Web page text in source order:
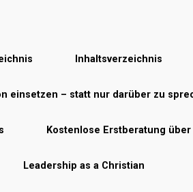
Inhaltsverzeichnis
einsetzen – statt nur darüber zu
Kostenlose Erstberatung über
Leadership as a Christian